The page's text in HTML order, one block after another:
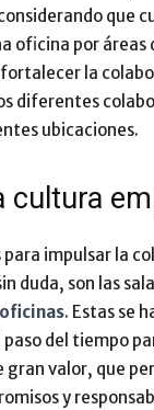
que
oficina por áreas
la
diferentes
ubicaciones.
cultura
impulsar la
duda, son las
. Estas se
del tiempo
gran valor, que
y